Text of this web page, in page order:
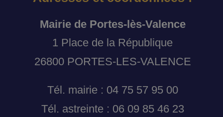
Mairie de Portes-lès-Valence
1 Place de la République
26800 PORTES-LES-VALENCE
Tél. mairie : 04 75 57 95 00
Tél. astreinte : 06 09 85 46 23